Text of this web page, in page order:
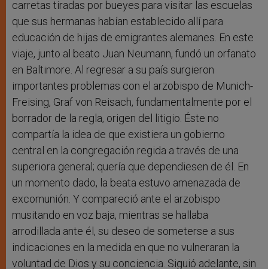
carretas tiradas por bueyes para visitar las escuelas
que sus hermanas habían establecido allí para
educación de hijas de emigrantes alemanes. En este
viaje, junto al beato Juan Neumann, fundó un orfanato
en Baltimore. Al regresar a su país surgieron
importantes problemas con el arzobispo de Munich-
Freising, Graf von Reisach, fundamentalmente por el
borrador de la regla, origen del litigio. Éste no
compartía la idea de que existiera un gobierno
central en la congregación regida a través de una
superiora general; quería que dependiesen de él. En
un momento dado, la beata estuvo amenazada de
excomunión. Y compareció ante el arzobispo
musitando en voz baja, mientras se hallaba
arrodillada ante él, su deseo de someterse a sus
indicaciones en la medida en que no vulneraran la
voluntad de Dios y su conciencia. Siguió adelante, sin